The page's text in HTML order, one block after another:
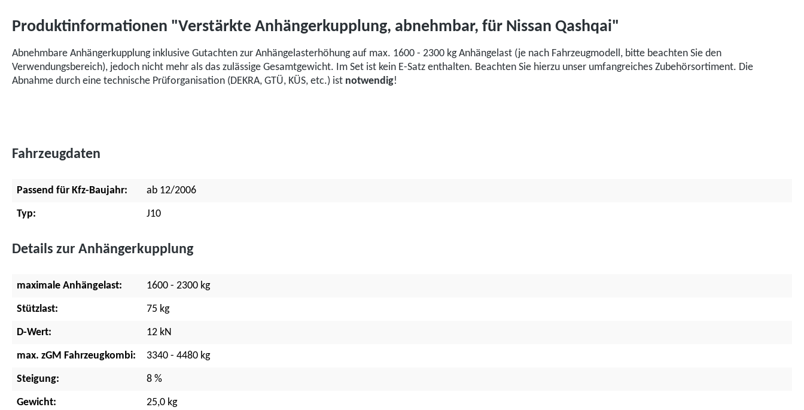
Produktinformationen "Verstärkte Anhängerkupplung, abnehmbar, für Nissan Qashqai"
Abnehmbare Anhängerkupplung inklusive Gutachten zur Anhängelasterhöhung auf max. 1600 - 2300 kg Anhängelast (je nach Fahrzeugmodell, bitte beachten Sie den
Verwendungsbereich), jedoch nicht mehr als das zulässige Gesamtgewicht. Im Set ist kein E-Satz enthalten. Beachten Sie hierzu unser umfangreiches Zubehörsortiment. Die
Abnahme durch eine technische Prüforganisation (DEKRA, GTÜ, KÜS, etc.) ist notwendig!
Fahrzeugdaten
Passend für Kfz-Baujahr: ab 12/2006
Typ: J10
Details zur Anhängerkupplung
maximale Anhängelast: 1600 - 2300 kg
Stützlast: 75 kg
D-Wert: 12 kN
max. zGM Fahrzeugkombi: 3340 - 4480 kg
Steigung: 8 %
Gewicht: 25,0 kg